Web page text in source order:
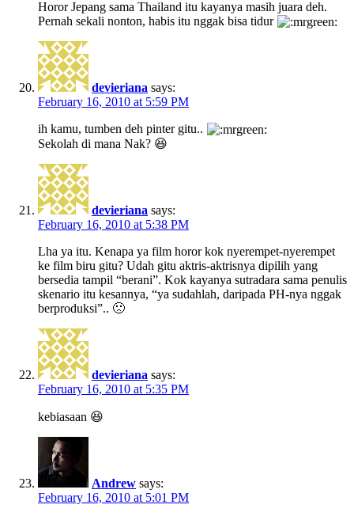
Horor Jepang sama Thailand itu kayanya masih juara deh.
Pernah sekali nonton, habis itu nggak bisa tidur
devieriana says:
February 16, 2010 at 5:59 PM
ih kamu, tumben deh pinter gitu..
Sekolah di mana Nak? 😆
devieriana says:
February 16, 2010 at 5:38 PM
Lha ya itu. Kenapa ya film horor kok nyerempet-nyerempet
ke film biru gitu? Udah gitu aktris-aktrisnya dipilih yang
bersedia tampil “berani”. Kok kayanya sutradara sama penulis
skenario itu kesannya, “ya sudahlah, daripada PH-nya nggak
berproduksi”.. 🙁
devieriana says:
February 16, 2010 at 5:35 PM
kebiasaan 😆
Andrew says:
February 16, 2010 at 5:01 PM